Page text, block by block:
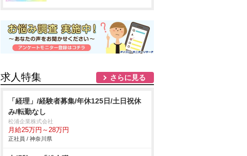
求人特集 さらに見る
「経理」/経験者募集/年休125日/土日祝休
み/転勤なし
松浦企業株式会社
月給25万円～28万円
正社員 / 神奈川県